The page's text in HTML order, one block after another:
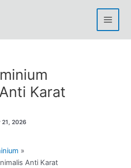
Karat
21, 2026
Anti Karat